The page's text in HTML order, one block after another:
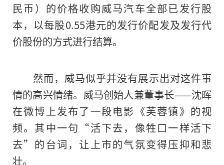
民币）的价格收购威马汽车全部已发行股
本，以每股0.55港元的发行价配发及发行代
价股份的方式进行结算。
然而，威马似乎并没有展示出对这件事
情的高兴情绪。威马创始人兼董事长——沈晖
在微博上发布了一段电影《芙蓉镇》的视
频。其中一句“活下去，像牲口一样活下
去”的台词，让上市的气氛变得压抑和悲
壮。